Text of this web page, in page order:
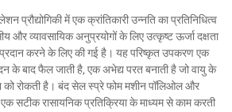
प्रौद्योगिकी में एक क्रांतिकारी उन्नति का प्रतिनिधित्व
और व्यावसायिक अनुप्रयोगों के लिए उत्कृष्ट ऊर्जा दक्षता
करने के लिए की गई है। यह परिष्कृत उपकरण एक
के बाद फैल जाती है, एक अभेद्य परत बनाती है जो वायु के
रोकती है। बंद सेल स्प्रे फोम मशीन पॉलिओल और
सटीक रासायनिक प्रतिक्रिया के माध्यम से काम करती